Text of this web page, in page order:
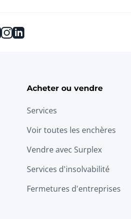
facebook
instagram
linkedin
Acheter ou vendre
Services
Voir toutes les enchères
Vendre avec Surplex
Services d'insolvabilité
Fermetures d'entreprises